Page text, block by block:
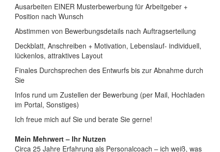
Ausarbeiten EINER Musterbewerbung für Arbeitgeber +
Position nach Wunsch
Abstimmen von Bewerbungsdetails nach Auftragserteilung
Deckblatt, Anschreiben + Motivation, Lebenslauf- individuell,
lückenlos, attraktives Layout
Finales Durchsprechen des Entwurfs bis zur Abnahme durch
Sie
Infos rund um Zustellen der Bewerbung (per Mail, Hochladen
im Portal, Sonstiges)
Ich freue mich auf Sie und berate Sie gerne!
Mein Mehrwert – Ihr Nutzen
Circa 25 Jahre Erfahrung als Personalcoach – ich weiß, was